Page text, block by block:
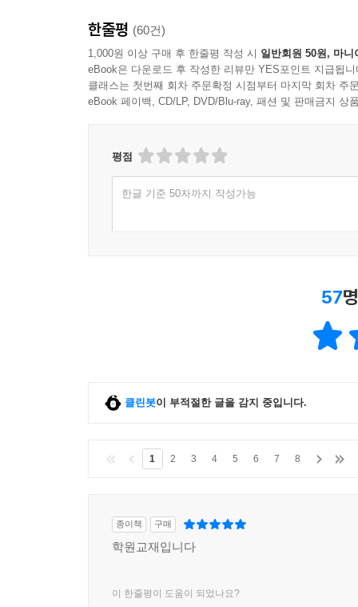
한줄평 (60건)
1,000원 이상 구매 후 한줄평 작성 시 일반회원 50원, 마니
eBook은 다운로드 후 작성한 리뷰만 YES포인트 지급됩니
클래스는 첫번째 회차 주문확정 시점부터 마지막 회차 주
eBook 페이백, CD/LP, DVD/Blu-ray, 패션 및 판매금지 상
평점
한글 기준 50자까지 작성가능
57
클린봇이 부적절한 글을 감지 중입니다.
1 2 3 4 5 6 7 8
종이책 구매
학원교재입니다
이 한줄평이 도움이 되었나요?